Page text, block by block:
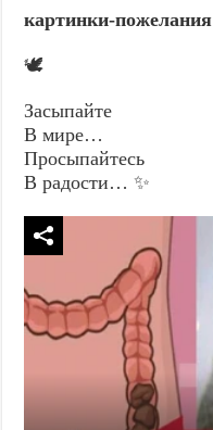
картинки-пожелания
🕊️
Засыпайте
В мире…
Просыпайтесь
В радости… ✨